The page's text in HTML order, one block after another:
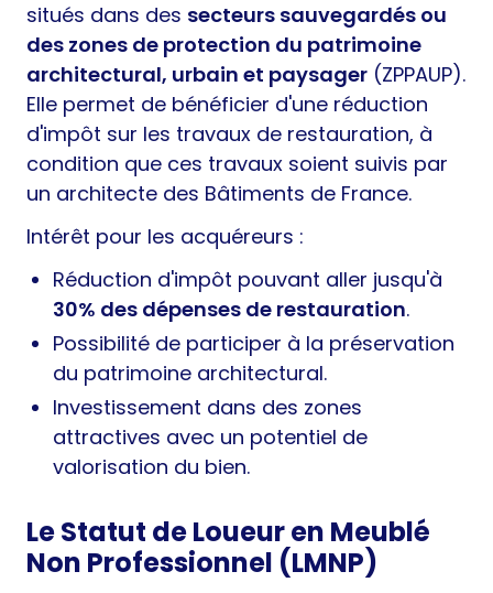
situés dans des secteurs sauvegardés ou
des zones de protection du patrimoine
architectural, urbain et paysager (ZPPAUP).
Elle permet de bénéficier d'une réduction
d'impôt sur les travaux de restauration, à
condition que ces travaux soient suivis par
un architecte des Bâtiments de France.
Intérêt pour les acquéreurs :
Réduction d'impôt pouvant aller jusqu'à
30% des dépenses de restauration.
Possibilité de participer à la préservation
du patrimoine architectural.
Investissement dans des zones
attractives avec un potentiel de
valorisation du bien.
Le Statut de Loueur en Meublé
Non Professionnel (LMNP)